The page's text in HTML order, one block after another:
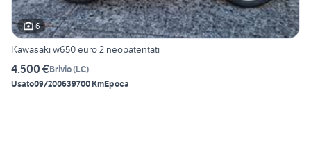
6
Kawasaki w650 euro 2 neopatentati
4.500 €Brivio(LC)
Usato09/200639700 KmEpoca